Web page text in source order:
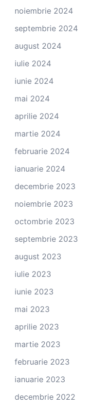
noiembrie 2024
septembrie 2024
august 2024
iulie 2024
iunie 2024
mai 2024
aprilie 2024
martie 2024
februarie 2024
ianuarie 2024
decembrie 2023
noiembrie 2023
octombrie 2023
septembrie 2023
august 2023
iulie 2023
iunie 2023
mai 2023
aprilie 2023
martie 2023
februarie 2023
ianuarie 2023
decembrie 2022